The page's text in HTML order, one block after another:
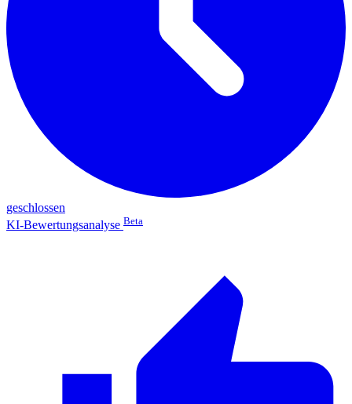
geschlossen
KI-Bewertungsanalyse Beta